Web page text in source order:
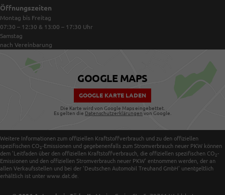
Öffnungszeiten
Montag bis Freitag
07:30 – 12:30 & 13:00 – 17:30 Uhr
Samstag
nach Vereinbarung
GOOGLE MAPS
GOOGLE KARTE LADEN
Die Karte wird von Google Maps eingebettet.
Es gelten die Datenschutzerklärungen von Google.
Weitere Informationen zum offiziellen Kraftstoffverbrauch und zu den offiziellen
spezifischen CO 2-Emissionen und gegebenenfalls zum Stromverbrauch neuer PKW können
dem 'Leitfaden über den offiziellen Kraftstoffverbrauch, die offiziellen spezifischen CO 2-
Emissionen und den offiziellen Stromverbrauch neuer PKW' entnommen werden, der an
allen Verkaufsstellen und bei der 'Deutschen Automobil Treuhand GmbH' unentgeltlich
erhältlich ist unter www.dat.de.